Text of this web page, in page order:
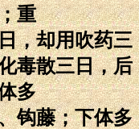
重
，却用吹药三
毒散三日，后
多
钩藤；下体多